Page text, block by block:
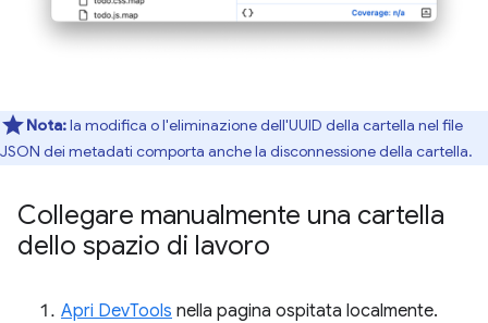
Nota:la modifica o l'eliminazione dell'UUID della cartella nel file
JSON dei metadati comporta anche la disconnessione della cartella.
Collegare manualmente una cartella
dello spazio di lavoro
Apri DevTools nella pagina ospitata localmente.